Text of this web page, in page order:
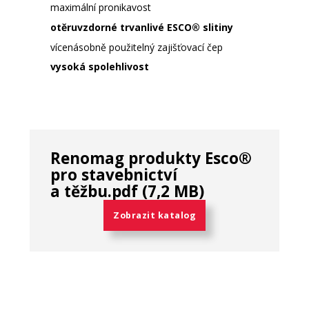
maximální pronikavost
otěruvzdorné trvanlivé ESCO® slitiny
vícenásobně použitelný zajišťovací čep
vysoká spolehlivost
Renomag produkty Esco®
pro stavebnictví
a těžbu.pdf (7,2 MB)
Zobrazit katalog